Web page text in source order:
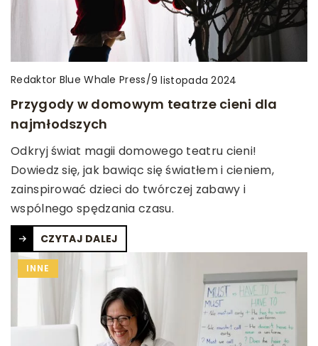
Redaktor Blue Whale Press/9 listopada 2024
Przygody w domowym teatrze cieni dla
najmłodszych
Odkryj świat magii domowego teatru cieni!
Dowiedz się, jak bawiąc się światłem i cieniem,
zainspirować dzieci do twórczej zabawy i
wspólnego spędzania czasu.
CZYTAJ DALEJ
INNE